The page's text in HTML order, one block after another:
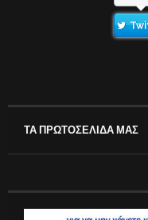
ΤΑ ΠΡΩΤΟΣΕΛΙΔΑ ΜΑΣ